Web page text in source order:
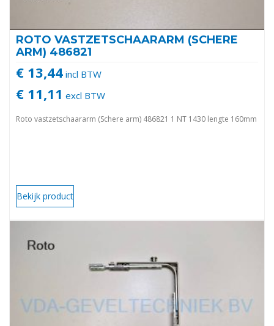
ROTO VASTZETSCHAARARM (SCHERE
ARM) 486821
€ 13,44 incl BTW
€ 11,11 excl BTW
Roto vastzetschaararm (Schere arm) 486821 1 NT 1430 lengte 160mm
Bekijk product